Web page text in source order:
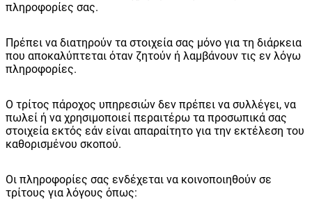
πληροφορίες σας.
Πρέπει να διατηρούν τα στοιχεία σας μόνο για τη διάρκεια
που αποκαλύπτεται όταν ζητούν ή λαμβάνουν τις εν λόγω
πληροφορίες.
Ο τρίτος πάροχος υπηρεσιών δεν πρέπει να συλλέγει, να
πωλεί ή να χρησιμοποιεί περαιτέρω τα προσωπικά σας
στοιχεία εκτός εάν είναι απαραίτητο για την εκτέλεση του
καθορισμένου σκοπού.
Οι πληροφορίες σας ενδέχεται να κοινοποιηθούν σε
τρίτους για λόγους όπως: